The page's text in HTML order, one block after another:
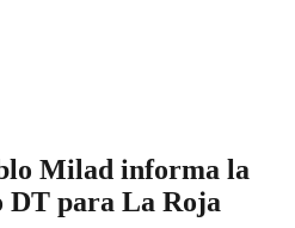
Milad informa la
DT para La Roja